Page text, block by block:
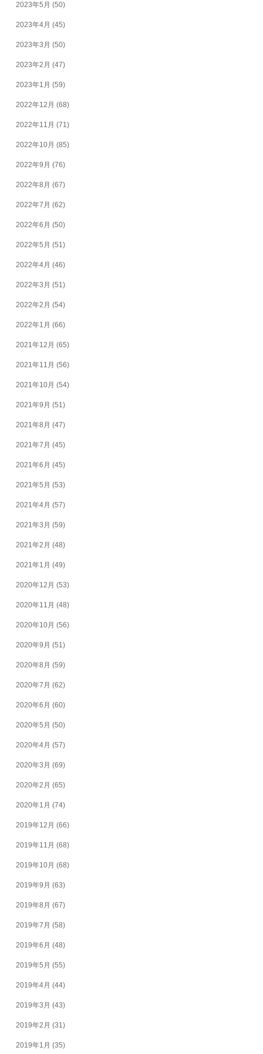
2023年5月 (50)
2023年4月 (45)
2023年3月 (50)
2023年2月 (47)
2023年1月 (59)
2022年12月 (68)
2022年11月 (71)
2022年10月 (85)
2022年9月 (76)
2022年8月 (67)
2022年7月 (62)
2022年6月 (50)
2022年5月 (51)
2022年4月 (46)
2022年3月 (51)
2022年2月 (54)
2022年1月 (66)
2021年12月 (65)
2021年11月 (56)
2021年10月 (54)
2021年9月 (51)
2021年8月 (47)
2021年7月 (45)
2021年6月 (45)
2021年5月 (53)
2021年4月 (57)
2021年3月 (59)
2021年2月 (48)
2021年1月 (49)
2020年12月 (53)
2020年11月 (48)
2020年10月 (56)
2020年9月 (51)
2020年8月 (59)
2020年7月 (62)
2020年6月 (60)
2020年5月 (50)
2020年4月 (57)
2020年3月 (69)
2020年2月 (65)
2020年1月 (74)
2019年12月 (66)
2019年11月 (68)
2019年10月 (68)
2019年9月 (63)
2019年8月 (67)
2019年7月 (58)
2019年6月 (48)
2019年5月 (55)
2019年4月 (44)
2019年3月 (43)
2019年2月 (31)
2019年1月 (35)